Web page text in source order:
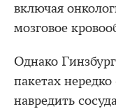
включая
мозговое
Однако
пакетах
навредить